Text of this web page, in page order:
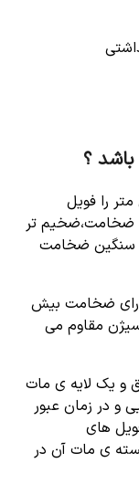
؟
ضخامت کمتر از ۰.۲ میلی متر را فویل
ضخامت،ضخیم تر
سنگین ضخامت
ضخامت بیش
مقاوم می
و یک لایه ی مات
و در زمان عبور
های
و فویل برجسته ی مات آن در